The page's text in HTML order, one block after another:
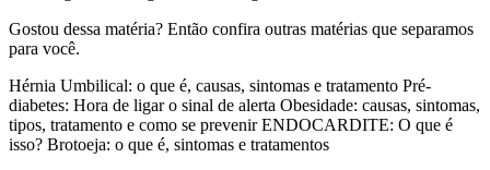
Gostou dessa matéria? Então confira outras matérias que separamos
para você.
Hérnia Umbilical: o que é, causas, sintomas e tratamento Pré-
diabetes: Hora de ligar o sinal de alerta Obesidade: causas, sintomas,
tipos, tratamento e como se prevenir ENDOCARDITE: O que é
isso? Brotoeja: o que é, sintomas e tratamentos